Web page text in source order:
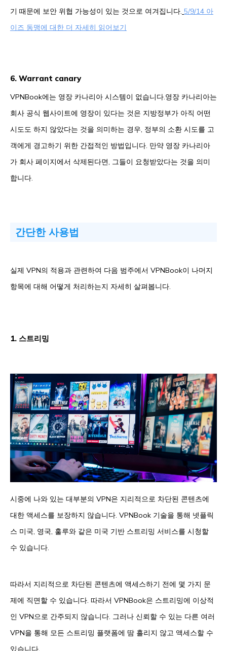
기 때문에 보안 위협 가능성이 있는 것으로 여겨집니다. 5/9/14 아
이즈 동맹에 대한 더 자세히 읽어보기
6. Warrant canary
VPNBook에는 영장 카나리아 시스템이 없습니다.영장 카나리아는
회사 공식 웹사이트에 영장이 있다는 것은 지방정부가 아직 어떤
시도도 하지 않았다는 것을 의미하는 경우, 정부의 소환 시도를 고
객에게 경고하기 위한 간접적인 방법입니다. 만약 영장 카나리아
가 회사 페이지에서 삭제된다면, 그들이 요청받았다는 것을 의미
합니다.
간단한 사용법
실제 VPN의 적용과 관련하여 다음 범주에서 VPNBook이 나머지
항목에 대해 어떻게 처리하는지 자세히 살펴봅니다.
1. 스트리밍
시중에 나와 있는 대부분의 VPN은 지리적으로 차단된 콘텐츠에
대한 액세스를 보장하지 않습니다. VPNBook 기술을 통해 넷플릭
스 미국, 영국, 훌루와 같은 미국 기반 스트리밍 서비스를 시청할
수 있습니다.
따라서 지리적으로 차단된 콘텐츠에 액세스하기 전에 몇 가지 문
제에 직면할 수 있습니다. 따라서 VPNBook은 스트리밍에 이상적
인 VPN으로 간주되지 않습니다. 그러나 신뢰할 수 있는 다른 여러
VPN을 통해 모든 스트리밍 플랫폼에 땀 흘리지 않고 액세스할 수
있습니다.